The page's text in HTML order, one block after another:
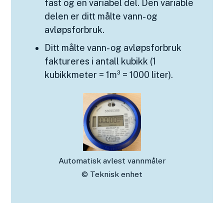
fast og en variabel del. Den variable
delen er ditt målte vann- og
avløpsforbruk.
Ditt målte vann- og avløpsforbruk
faktureres i antall kubikk (1
kubikkmeter = 1m³ = 1000 liter).
Automatisk avlest vannmåler
Teknisk enhet